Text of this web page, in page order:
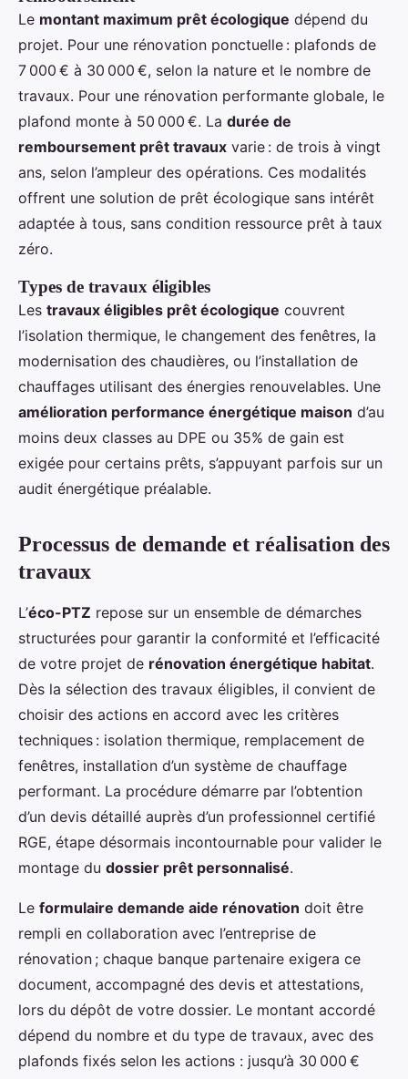
Le montant maximum prêt écologique dépend du
projet. Pour une rénovation ponctuelle : plafonds de
7 000 € à 30 000 €, selon la nature et le nombre de
travaux. Pour une rénovation performante globale, le
plafond monte à 50 000 €. La durée de
remboursement prêt travaux varie : de trois à vingt
ans, selon l’ampleur des opérations. Ces modalités
offrent une solution de prêt écologique sans intérêt
adaptée à tous, sans condition ressource prêt à taux
zéro.
Types de travaux éligibles
Les travaux éligibles prêt écologique couvrent
l’isolation thermique, le changement des fenêtres, la
modernisation des chaudières, ou l’installation de
chauffages utilisant des énergies renouvelables. Une
amélioration performance énergétique maison d’au
moins deux classes au DPE ou 35% de gain est
exigée pour certains prêts, s’appuyant parfois sur un
audit énergétique préalable.
Processus de demande et réalisation des
travaux
L’éco-PTZ repose sur un ensemble de démarches
structurées pour garantir la conformité et l’efficacité
de votre projet de rénovation énergétique habitat.
Dès la sélection des travaux éligibles, il convient de
choisir des actions en accord avec les critères
techniques : isolation thermique, remplacement de
fenêtres, installation d’un système de chauffage
performant. La procédure démarre par l’obtention
d’un devis détaillé auprès d’un professionnel certifié
RGE, étape désormais incontournable pour valider le
montage du dossier prêt personnalisé.
Le formulaire demande aide rénovation doit être
rempli en collaboration avec l’entreprise de
rénovation ; chaque banque partenaire exigera ce
document, accompagné des devis et attestations,
lors du dépôt de votre dossier. Le montant accordé
dépend du nombre et du type de travaux, avec des
plafonds fixés selon les actions : jusqu’à 30 000 €